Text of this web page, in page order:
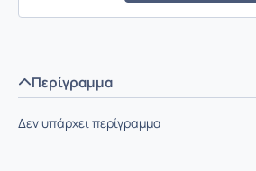
Περίγραμμα
Δεν υπάρχει περίγραμμα